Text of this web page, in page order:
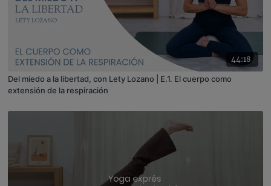
44:18
Del miedo a la libertad, con Lety Lozano | E.1. El cuerpo como
extensión de la respiración